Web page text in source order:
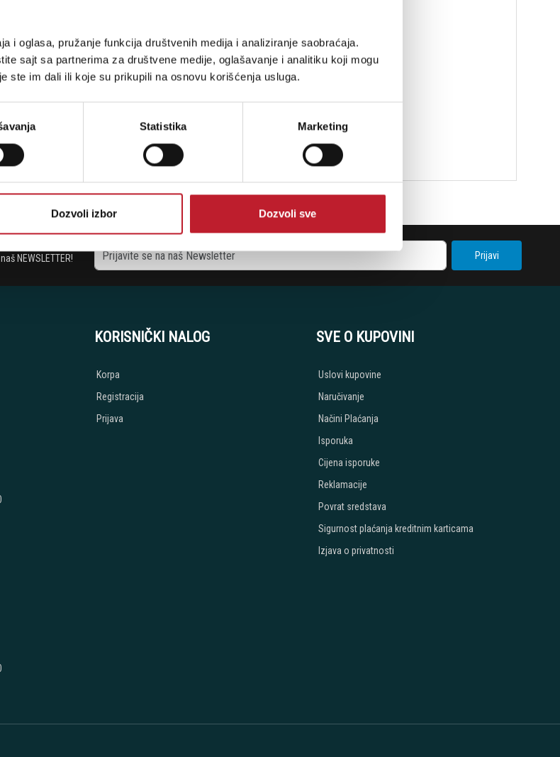
i oglasa, pružanje funkcija društvenih medija i analiziranje saobraćaja.
sajt sa partnerima za društvene medije, oglašavanje i analitiku koji mogu
ste im dali ili koje su prikupili na osnovu korišćenja usluga.
Statistika Marketing
Dozvoli izbor Dozvoli sve
NEWSLETTER! Prijavi
KORISNIČKI NALOG
Korpa
Registracija
Prijava
SVE O KUPOVINI
Uslovi kupovine
Naručivanje
Načini Plaćanja
Isporuka
Cijena isporuke
Reklamacije
Povrat sredstava
Sigurnost plaćanja kreditnim karticama
Izjava o privatnosti